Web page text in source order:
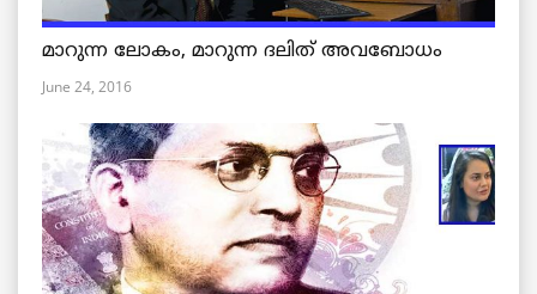
മാറുന്ന ലോകം, മാറുന്ന ദലിത് അവബോധം
June 24, 2016